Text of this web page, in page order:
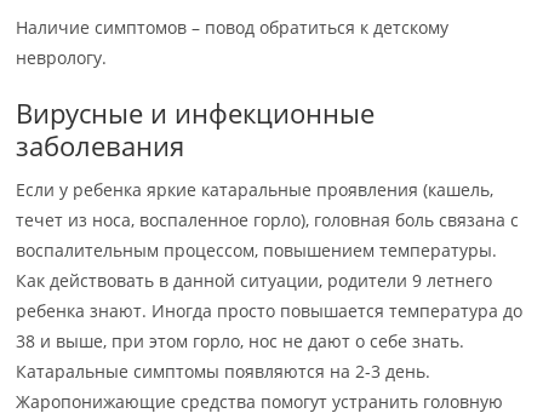
Наличие симптомов – повод обратиться к детскому
неврологу.
Вирусные и инфекционные
заболевания
Если у ребенка яркие катаральные проявления (кашель,
течет из носа, воспаленное горло), головная боль связана с
воспалительным процессом, повышением температуры.
Как действовать в данной ситуации, родители 9 летнего
ребенка знают. Иногда просто повышается температура до
38 и выше, при этом горло, нос не дают о себе знать.
Катаральные симптомы появляются на 2-3 день.
Жаропонижающие средства помогут устранить головную